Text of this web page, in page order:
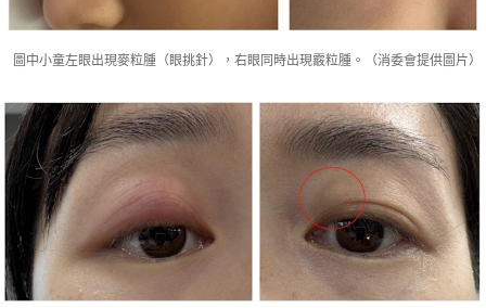
圖中小童左眼出現麥粒腫（眼挑針），右眼同時出現霰粒腫。（消委會提供圖片）